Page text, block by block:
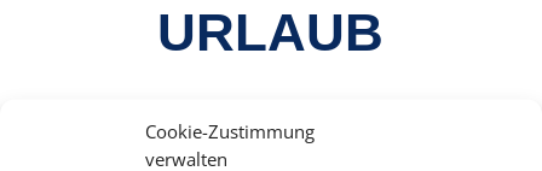
Cookie-Zustimmung
verwalten
URLAUB
Egal ob vor oder während der Reise, leider